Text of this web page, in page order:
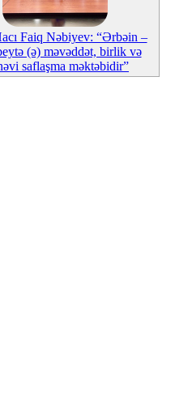
Faiq Nəbiyev: “Ərbəin –
(ə) məvəddət, birlik və
saflaşma məktəbidir”